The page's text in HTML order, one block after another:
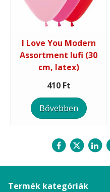
I Love You Modern
Assortment lufi (30
cm, latex)
410 Ft
Bővebben
Termék kategóriák